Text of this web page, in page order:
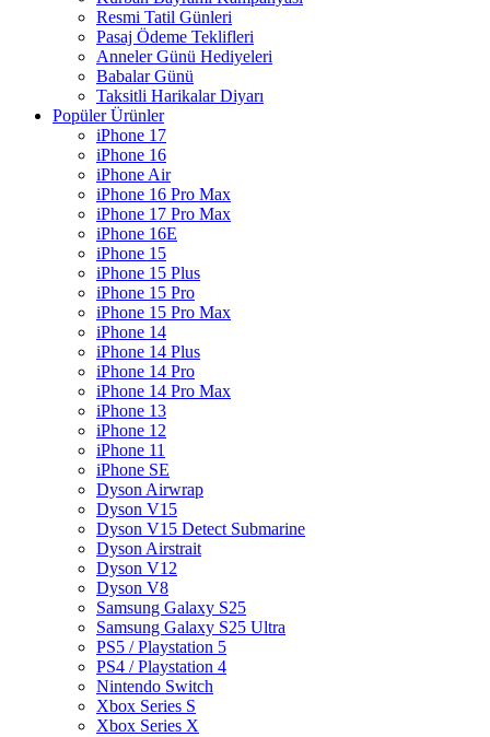
Resmi Tatil Günleri
Pasaj Ödeme Teklifleri
Anneler Günü Hediyeleri
Babalar Günü
Taksitli Harikalar Diyarı
Popüler Ürünler
iPhone 17
iPhone 16
iPhone Air
iPhone 16 Pro Max
iPhone 17 Pro Max
iPhone 16E
iPhone 15
iPhone 15 Plus
iPhone 15 Pro
iPhone 15 Pro Max
iPhone 14
iPhone 14 Plus
iPhone 14 Pro
iPhone 14 Pro Max
iPhone 13
iPhone 12
iPhone 11
iPhone SE
Dyson Airwrap
Dyson V15
Dyson V15 Detect Submarine
Dyson Airstrait
Dyson V12
Dyson V8
Samsung Galaxy S25
Samsung Galaxy S25 Ultra
PS5 / Playstation 5
PS4 / Playstation 4
Nintendo Switch
Xbox Series S
Xbox Series X